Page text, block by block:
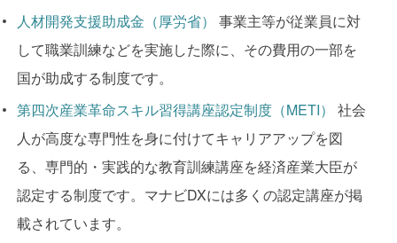
人材開発支援助成金（厚労省）
事業主等が従業員に対
して職業訓練などを実施した際に、その費用の一部を
国が助成する制度です。
第四次産業革命スキル習得講座認定制度（METI）
社会
人が高度な専門性を身に付けてキャリアアップを図
る、専門的・実践的な教育訓練講座を経済産業大臣が
認定する制度です。マナビDXには多くの認定講座が掲
載されています。